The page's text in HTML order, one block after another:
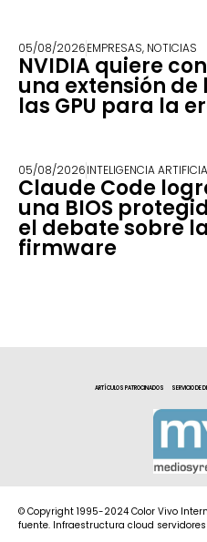
05/08/2026EMPRESAS, NOTICIAS
NVIDIA quiere
una extensión
las GPU para la
05/08/2026INTELIGENCIA
Claude Code
una BIOS
el debate sobre
firmware
ARTÍCULOS PATROCINADOS SERVICIO DE
© Copyright 1995-2024 Color Vivo
fuente. Infraestructura cloud